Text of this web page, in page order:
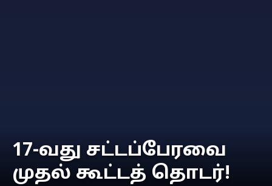
17-வது சட்டப்பேரவை
முதல் கூட்டத் தொடர்!